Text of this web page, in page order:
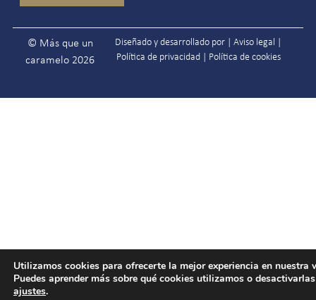
© Más que un
caramelo 2026
Diseñado y desarrollado por |Aviso legal
Política de privacidad
Política de cookies
Utilizamos cookies para ofrecerte la mejor experiencia en nuestra
Puedes aprender más sobre qué cookies utilizamos o
ajustes.